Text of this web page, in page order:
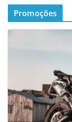
Promoções